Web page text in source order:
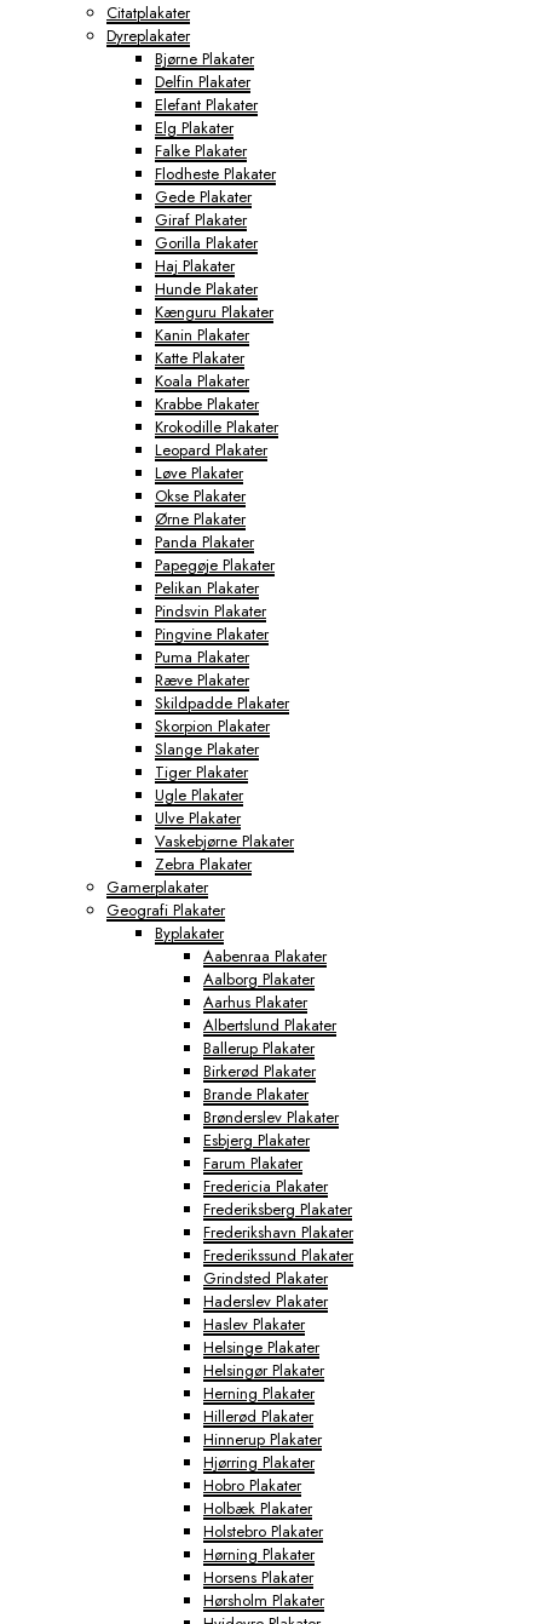
Citatplakater
Dyreplakater
Bjørne Plakater
Delfin Plakater
Elefant Plakater
Elg Plakater
Falke Plakater
Flodheste Plakater
Gede Plakater
Giraf Plakater
Gorilla Plakater
Haj Plakater
Hunde Plakater
Kænguru Plakater
Kanin Plakater
Katte Plakater
Koala Plakater
Krabbe Plakater
Krokodille Plakater
Leopard Plakater
Løve Plakater
Okse Plakater
Ørne Plakater
Panda Plakater
Papegøje Plakater
Pelikan Plakater
Pindsvin Plakater
Pingvine Plakater
Puma Plakater
Ræve Plakater
Skildpadde Plakater
Skorpion Plakater
Slange Plakater
Tiger Plakater
Ugle Plakater
Ulve Plakater
Vaskebjørne Plakater
Zebra Plakater
Gamerplakater
Geografi Plakater
Byplakater
Aabenraa Plakater
Aalborg Plakater
Aarhus Plakater
Albertslund Plakater
Ballerup Plakater
Birkerød Plakater
Brande Plakater
Brønderslev Plakater
Esbjerg Plakater
Farum Plakater
Fredericia Plakater
Frederiksberg Plakater
Frederikshavn Plakater
Frederikssund Plakater
Grindsted Plakater
Haderslev Plakater
Haslev Plakater
Helsinge Plakater
Helsingør Plakater
Herning Plakater
Hillerød Plakater
Hinnerup Plakater
Hjørring Plakater
Hobro Plakater
Holbæk Plakater
Holstebro Plakater
Hørning Plakater
Horsens Plakater
Hørsholm Plakater